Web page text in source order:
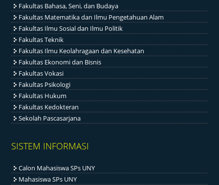
Fakultas Bahasa, Seni, dan Budaya
Fakultas Matematika dan Ilmu Pengetahuan Alam
Fakultas Ilmu Sosial dan Ilmu Politik
Fakultas Teknik
Fakultas Ilmu Keolahragaan dan Kesehatan
Fakultas Ekonomi dan Bisnis
Fakultas Vokasi
Fakultas Psikologi
Fakultas Hukum
Fakultas Kedokteran
Sekolah Pascasarjana
SISTEM INFORMASI
Calon Mahasiswa SPs UNY
Mahasiswa SPs UNY